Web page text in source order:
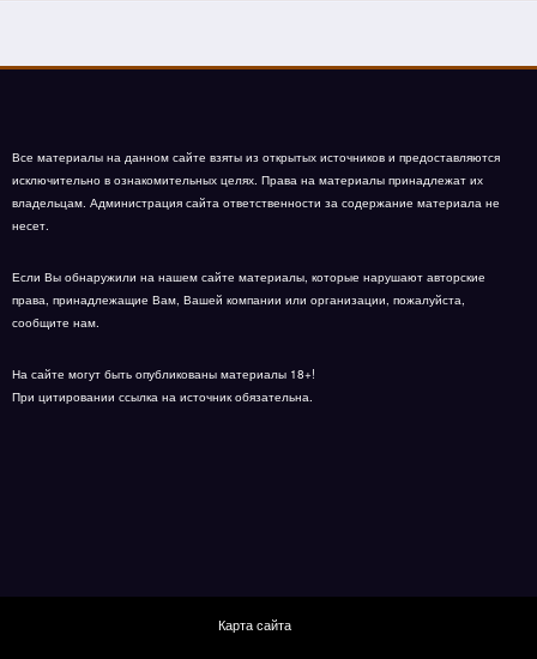
Все материалы на данном сайте взяты из открытых источников и предоставляются
исключительно в ознакомительных целях. Права на материалы принадлежат их
владельцам. Администрация сайта ответственности за содержание материала не
несет.
Если Вы обнаружили на нашем сайте материалы, которые нарушают авторские
права, принадлежащие Вам, Вашей компании или организации, пожалуйста,
сообщите нам.
На сайте могут быть опубликованы материалы 18+!
При цитировании ссылка на источник обязательна.
Карта сайта